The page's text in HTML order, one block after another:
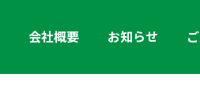
会社概要 お知らせ